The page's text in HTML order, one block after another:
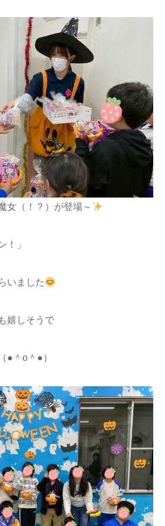
女（！？）が登場～
！」
いました
嬉しそうで
●＾o＾●）